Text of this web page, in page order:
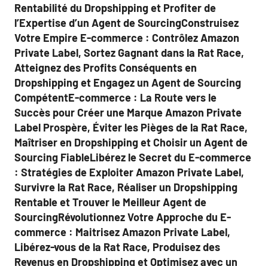
Rentabilité du Dropshipping et Profiter de
l’Expertise d’un Agent de SourcingConstruisez
Votre Empire E-commerce : Contrôlez Amazon
Private Label, Sortez Gagnant dans la Rat Race,
Atteignez des Profits Conséquents en
Dropshipping et Engagez un Agent de Sourcing
CompétentE-commerce : La Route vers le
Succès pour Créer une Marque Amazon Private
Label Prospère, Éviter les Pièges de la Rat Race,
Maîtriser en Dropshipping et Choisir un Agent de
Sourcing FiableLibérez le Secret du E-commerce
: Stratégies de Exploiter Amazon Private Label,
Survivre la Rat Race, Réaliser un Dropshipping
Rentable et Trouver le Meilleur Agent de
SourcingRévolutionnez Votre Approche du E-
commerce : Maitrisez Amazon Private Label,
Libérez-vous de la Rat Race, Produisez des
Revenus en Dropshipping et Optimisez avec un